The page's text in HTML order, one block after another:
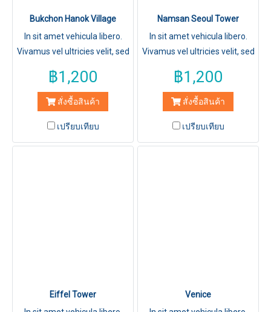
Bukchon Hanok Village
In sit amet vehicula libero.
Vivamus vel ultricies velit, sed
฿1,200
สั่งซื้อสินค้า
เปรียบเทียบ
Namsan Seoul Tower
In sit amet vehicula libero.
Vivamus vel ultricies velit, sed
฿1,200
สั่งซื้อสินค้า
เปรียบเทียบ
Eiffel Tower
Venice